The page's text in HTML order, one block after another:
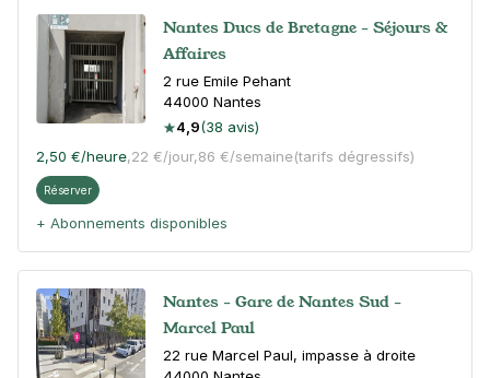
Nantes Ducs de Bretagne - Séjours &
Affaires
2 rue Emile Pehant
44000 Nantes
4,9(38 avis)
2,50 €/heure,22 €/jour,86 €/semaine(tarifs dégressifs)
Réserver
+ Abonnements disponibles
Nantes - Gare de Nantes Sud -
Marcel Paul
22 rue Marcel Paul, impasse à droite